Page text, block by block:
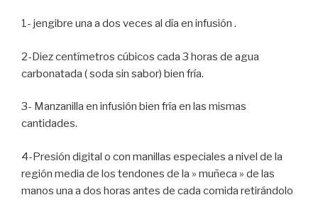
1- jengibre una a dos veces al día en infusión .
2-Diez centímetros cúbicos cada 3 horas de agua
carbonatada ( soda sin sabor) bien fría.
3- Manzanilla en infusión bien fría en las mismas
cantidades.
4-Presión digital o con manillas especiales a nivel de la
región media de los tendones de la » muñeca » de las
manos una a dos horas antes de cada comida retirándolo